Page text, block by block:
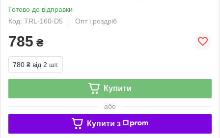
Готово до відправки
Код: TRL-160-D5
Опт і роздріб
785 ₴
780 ₴ від 2 шт.
Купити
або
Купити з